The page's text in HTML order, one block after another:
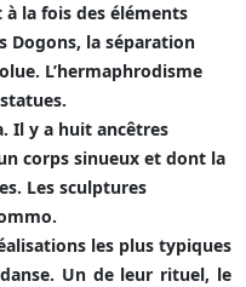
la fois des éléments
Dogons, la séparation
L’hermaphrodisme
Il y a huit ancêtres
corps sinueux et dont la
Les sculptures
les plus typiques
Un de leur rituel, le